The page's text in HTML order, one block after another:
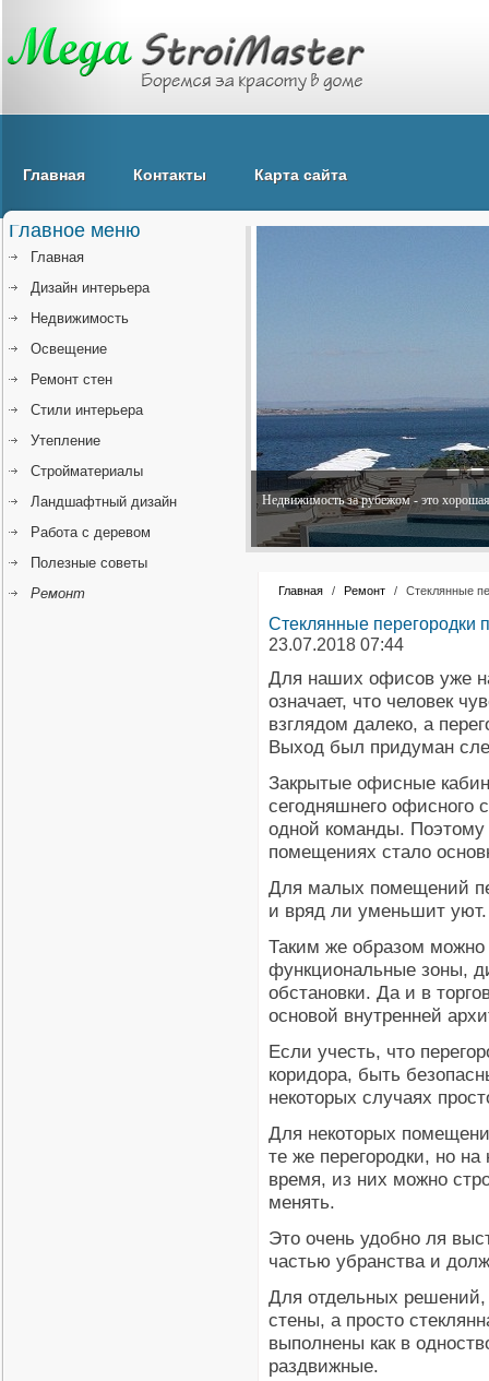
Главная Контакты Карта сайта
Недвижимость за рубежом - это
Главная / Ремонт / Стеклянные
Стеклянные перегородки
23.07.2018 07:44
Для наших офисов уже
означает, что человек
взглядом далеко, а
Выход был придуман
Закрытые офисные
сегодняшнего офисного
одной команды. Поэтому
помещениях стало
Для малых помещений
и вряд ли уменьшит уют.
Таким же образом
функциональные зоны,
обстановки. Да и в
основой внутренней
Если учесть, что
коридора, быть
некоторых случаях
Для некоторых
те же перегородки, но
время, из них можно
менять.
Это очень удобно ля
частью убранства и
Для отдельных
стены, а просто
выполнены как в
раздвижные.
Главное меню
Главная
Дизайн интерьера
Недвижимость
Освещение
Ремонт стен
Стили интерьера
Утепление
Стройматериалы
Ландшафтный дизайн
Работа с деревом
Полезные советы
Ремонт